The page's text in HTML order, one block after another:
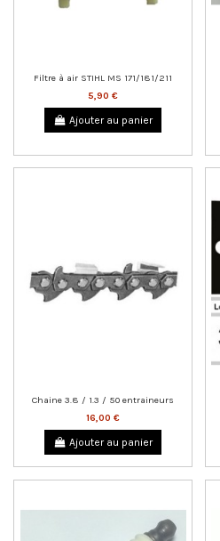
Filtre à air STIHL MS 171/181/211
5,90 €
Ajouter au panier
Chaine 3.8 / 1.3 / 50 entraineurs
16,00 €
Ajouter au panier